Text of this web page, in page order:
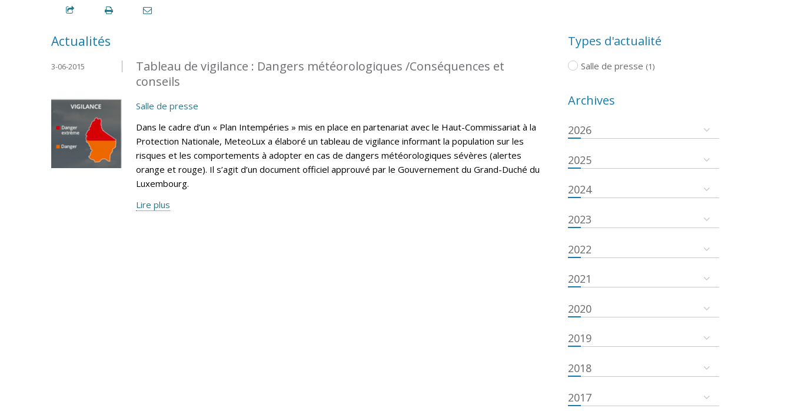
Actualités
Tableau de vigilance : Dangers météorologiques /Conséquences et
conseils
3-06-2015
Salle de presse
Dans le cadre d’un « Plan Intempéries » mis en place en partenariat avec le Haut-Commissariat à la
Protection Nationale, MeteoLux a élaboré un tableau de vigilance informant la population sur les
risques et les comportements à adopter en cas de dangers météorologiques sévères (alertes
orange et rouge). Il s’agit d’un document officiel approuvé par le Gouvernement du Grand-Duché du
Luxembourg.
Lire plus
Types d'actualité
Salle de presse (1)
Archives
2026
2025
2024
2023
2022
2021
2020
2019
2018
2017